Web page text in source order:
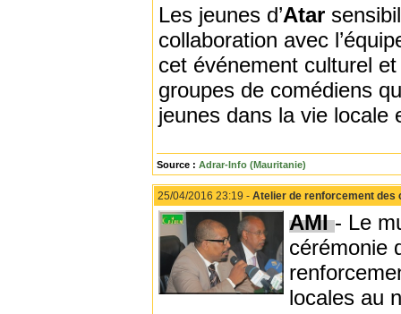
Les jeunes d’Atar
collaboration avec
cet événement culturel
groupes de comédiens
jeunes dans la vie locale
Source : Adrar-Info (Mauritanie)
25/04/2016 23:19 - Atelier de renforcement des
AMI- Le
cérémonie
locales au